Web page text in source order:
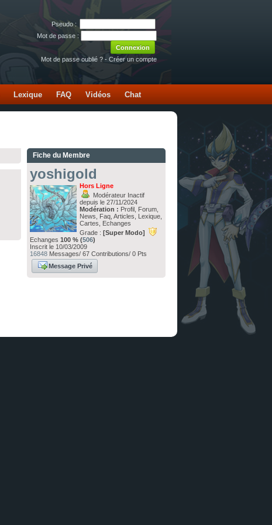
Pseudo :
Mot de passe :
Mot de passe oublié ? - Créer un compte
Lexique FAQ Vidéos Chat
Fiche du Membre
yoshigold
Hors Ligne
Modérateur Inactif
depuis le 27/11/2024
Modération : Profil, Forum,
News, Faq, Articles, Lexique,
Cartes, Echanges
Grade : [Super Modo]
Echanges 100 % (506)
Inscrit le 10/03/2009
16848Messages/ 67 Contributions/ 0 Pts
Message Privé